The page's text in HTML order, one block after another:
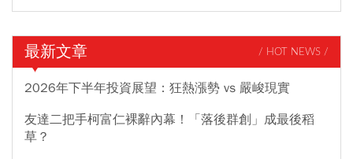
最新文章 / HOT NEWS /
2026年下半年投資展望：狂熱漲勢 vs 嚴峻現實
友達二把手柯富仁裸辭內幕！「落後群創」成最後稻
草？